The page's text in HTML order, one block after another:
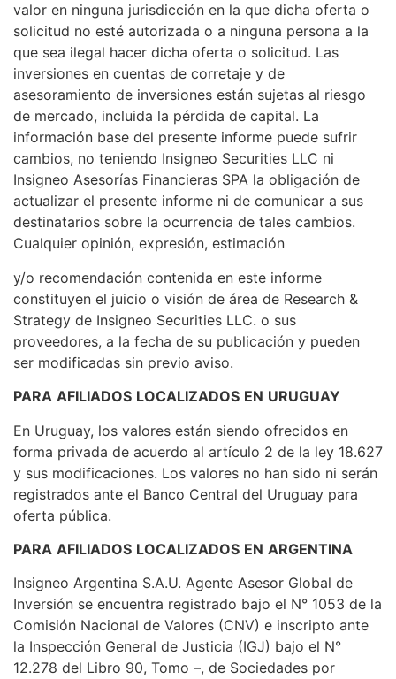
valor en ninguna jurisdicción en la que dicha oferta o
solicitud no esté autorizada o a ninguna persona a la
que sea ilegal hacer dicha oferta o solicitud. Las
inversiones en cuentas de corretaje y de
asesoramiento de inversiones están sujetas al riesgo
de mercado, incluida la pérdida de capital. La
información base del presente informe puede sufrir
cambios, no teniendo Insigneo Securities LLC ni
Insigneo Asesorías Financieras SPA la obligación de
actualizar el presente informe ni de comunicar a sus
destinatarios sobre la ocurrencia de tales cambios.
Cualquier opinión, expresión, estimación
y/o recomendación contenida en este informe
constituyen el juicio o visión de área de Research &
Strategy de Insigneo Securities LLC. o sus
proveedores, a la fecha de su publicación y pueden
ser modificadas sin previo aviso.
PARA AFILIADOS LOCALIZADOS EN URUGUAY
En Uruguay, los valores están siendo ofrecidos en
forma privada de acuerdo al artículo 2 de la ley 18.627
y sus modificaciones. Los valores no han sido ni serán
registrados ante el Banco Central del Uruguay para
oferta pública.
PARA AFILIADOS LOCALIZADOS EN ARGENTINA
Insigneo Argentina S.A.U. Agente Asesor Global de
Inversión se encuentra registrado bajo el N° 1053 de la
Comisión Nacional de Valores (CNV) e inscripto ante
la Inspección General de Justicia (IGJ) bajo el N°
12.278 del Libro 90, Tomo –, de Sociedades por